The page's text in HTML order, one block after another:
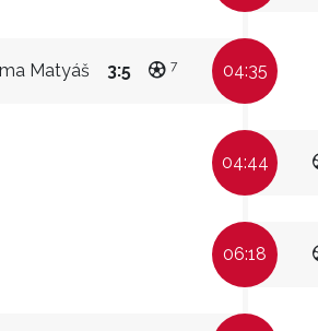
Matyáš 3:5 7 04:35
04:44
06:18